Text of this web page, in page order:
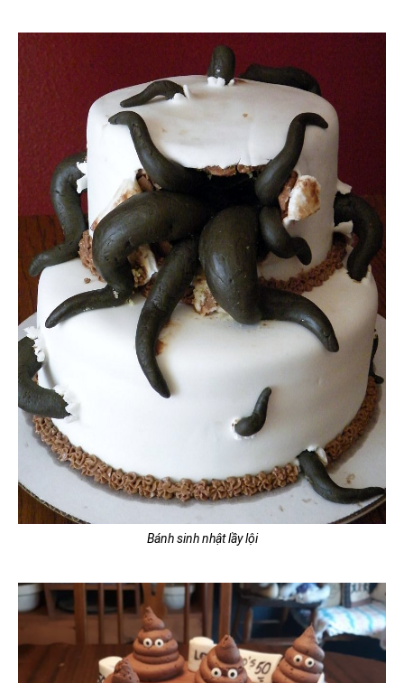
Bánh sinh nhật lầy lội